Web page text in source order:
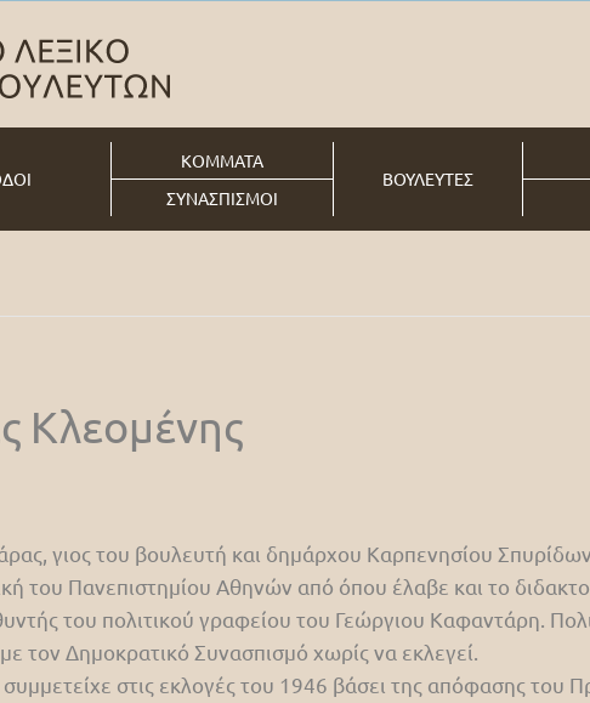
ΚΟΜΜΑΤΑ
ΒΟΥΛΕΥΤΕΣ
ΣΥΝΑΣΠΙΣΜΟΙ
Κλεομένης
γιος του βουλευτή και δημάρχου Καρπενησίου
του Πανεπιστημίου Αθηνών από όπου έλαβε και το
του πολιτικού γραφείου του Γεώργιου Καφαντάρη.
τον Δημοκρατικό Συνασπισμό χωρίς να εκλεγεί.
στις εκλογές του 1946 βάσει της απόφασης του